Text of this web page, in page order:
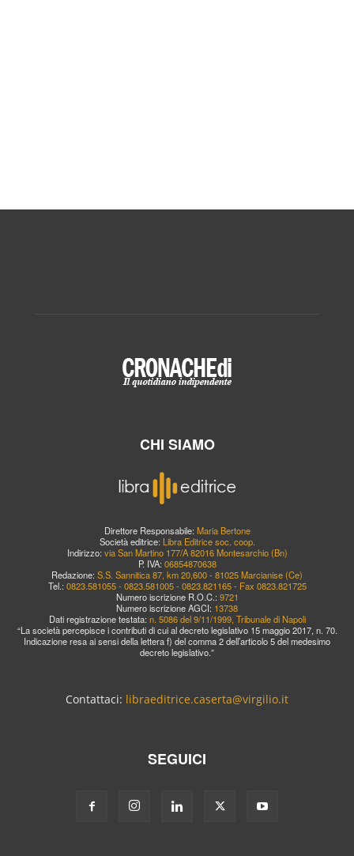
CHI SIAMO
Direttore Responsabile: Maria Bertone
Società editrice: Libra Editrice soc. coop.
Indirizzo: via San Martino 177/A 82016 Montesarchio (Bn)
P. IVA: 06854870638
Redazione: S.S. Sannitica 87, km 20,600 - 81025 Marcianise (Ce)
Tel.: 0823.581055 - 0823.581005 - 0823.821165 - Fax 0823.821725
Numero iscrizione R.O.C.: 9721
Numero iscrizione AGCI: 13738
Dati registrazione testata: n. 5086 del 9/11/1999, Tribunale di Napoli
“La società percepisce i contributi di cui al decreto legislativo 15 maggio 2017, n. 70.
Indicazione resa ai sensi della lettera f) del comma 2 dell’articolo 5 del medesimo
decreto legislativo.”
Contattaci: libraeditrice.caserta@virgilio.it
SEGUICI